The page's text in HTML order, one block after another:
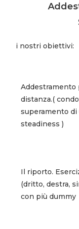
i nostri obiettivi:
Addestramento
distanza.(
superamento di
steadiness )
Il riporto.
(dritto, destra,
con più dummy